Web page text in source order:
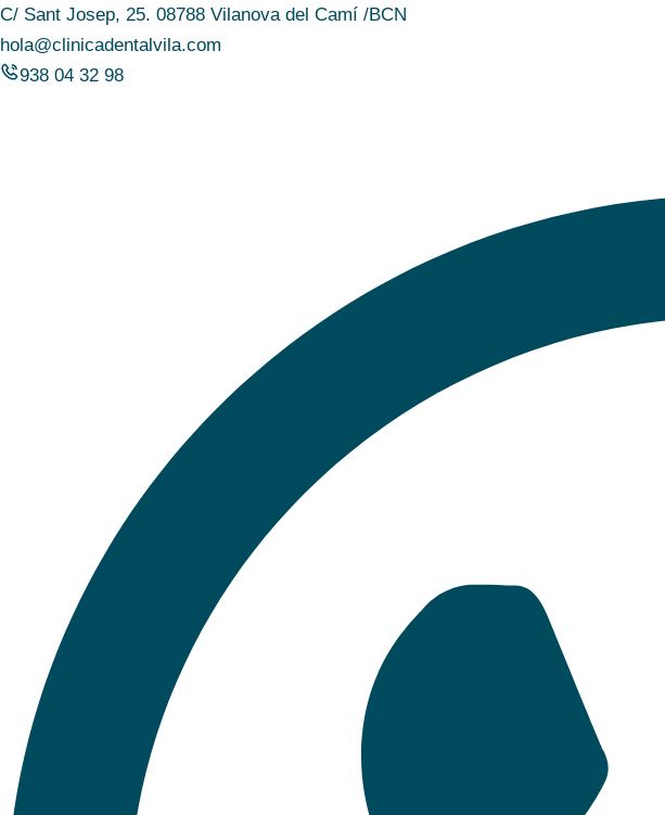
C/ Sant Josep, 25. 08788 Vilanova del Camí /BCN
hola@clinicadentalvila.com
938 04 32 98